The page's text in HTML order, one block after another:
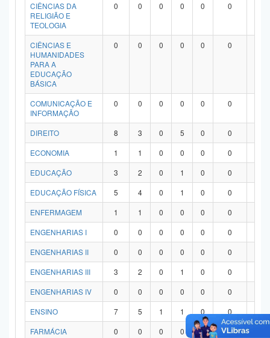
CIÊNCIAS DA
RELIGIÃO E
TEOLOGIA
0 0 0 0 0 0
CIÊNCIAS E
HUMANIDADES
PARA A
EDUCAÇÃO
BÁSICA
0 0 0 0 0 0
COMUNICAÇÃO E
INFORMAÇÃO
0 0 0 0 0 0
DIREITO 8 3 0 5 0 0
ECONOMIA
1 1 0 0 0 0
EDUCAÇÃO
3 2 0 1 0 0
EDUCAÇÃO FÍSICA
5 4 0 1 0 0
ENFERMAGEM
1 1 0 0 0 0
ENGENHARIAS I
0 0 0 0 0 0
ENGENHARIAS II
0 0 0 0 0 0
ENGENHARIAS III
3 2 0 1 0 0
ENGENHARIAS IV
0 0 0 0 0 0
ENSINO
7 5 1 1 0 0
FARMÁCIA
0 0 0 0 0 0